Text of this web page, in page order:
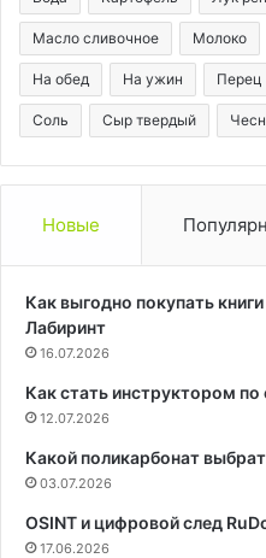
Масло сливочное Молоко
На обед На ужин Перец
Соль Сыр твердый
Новые
Как выгодно покупать
Лабиринт
16.07.2026
Как стать инструктором по
12.07.2026
Какой поликарбонат
03.07.2026
OSINT и цифровой след
17.06.2026